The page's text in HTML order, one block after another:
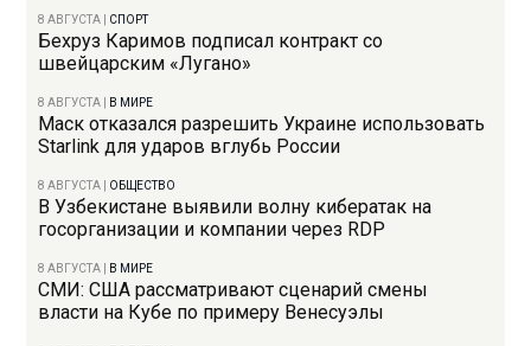
8 АВГУСТА СПОРТ
Бехруз Каримов подписал контракт со
швейцарским «Лугано»
8 АВГУСТА В МИРЕ
Маск отказался разрешить Украине использовать
Starlink для ударов вглубь России
8 АВГУСТА ОБЩЕСТВО
В Узбекистане выявили волну кибератак на
госорганизации и компании через RDP
8 АВГУСТА В МИРЕ
СМИ: США рассматривают сценарий смены
власти на Кубе по примеру Венесуэлы